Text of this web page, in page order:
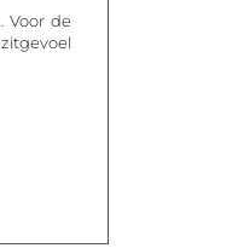
Voor de